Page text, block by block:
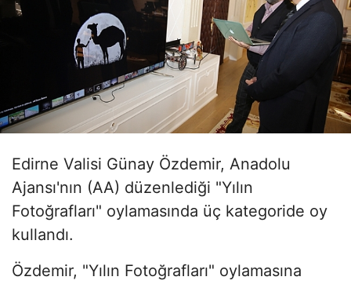
Edirne Valisi Günay Özdemir, Anadolu
Ajansı'nın (AA) düzenlediği "Yılın
Fotoğrafları" oylamasında üç kategoride oy
kullandı.
Özdemir, "Yılın Fotoğrafları" oylamasına